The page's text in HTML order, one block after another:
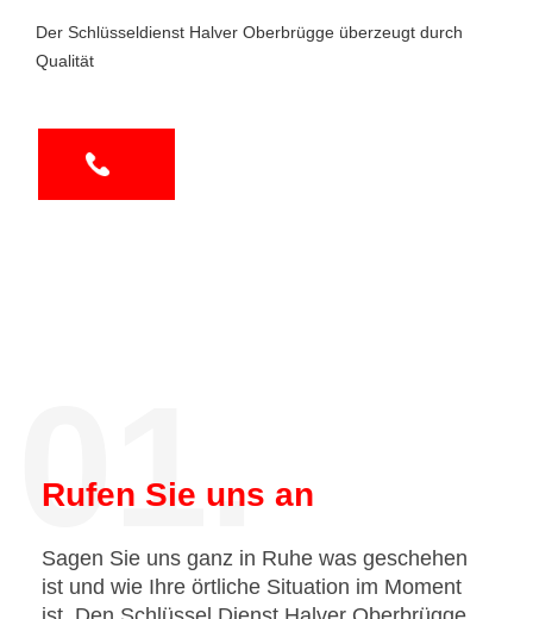
Der Schlüsseldienst Halver Oberbrügge überzeugt durch
Qualität
01.
Rufen Sie uns an
Sagen Sie uns ganz in Ruhe was geschehen
ist und wie Ihre örtliche Situation im Moment